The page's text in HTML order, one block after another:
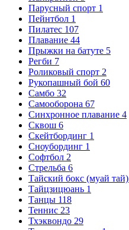
Парусный спорт 1
Пейнтбол 1
Пилатес 107
Плавание 44
Прыжки на батуте 5
Регби 7
Роликовый спорт 2
Рукопашный бой 60
Самбо 32
Самооборона 67
Синхронное плавание 4
Сквош 6
Скейтбординг 1
Сноубординг 1
Софтбол 2
Стрельба 6
Тайский бокс (муай тай)
Тайцзицюань 1
Танцы 118
Теннис 23
Тхэквондо 29